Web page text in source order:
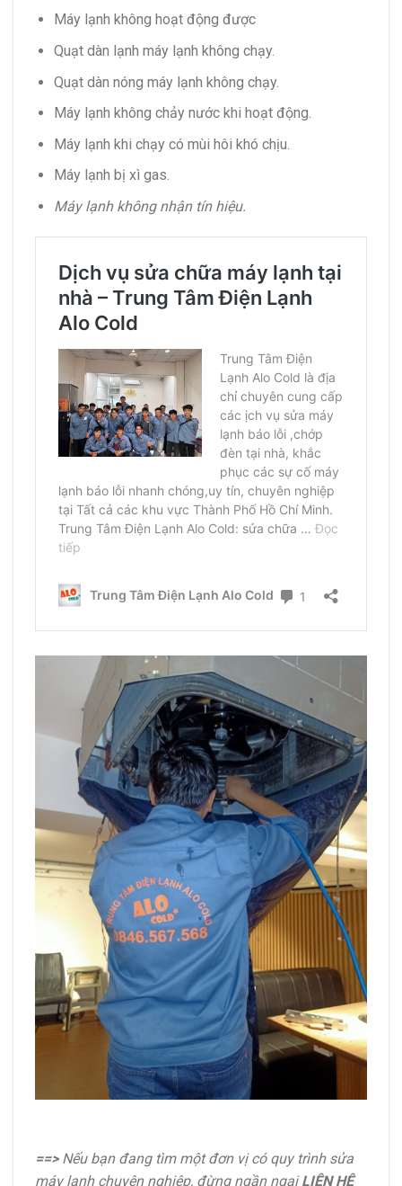
Máy lạnh không hoạt động được
Quạt dàn lạnh máy lạnh không chạy.
Quạt dàn nóng máy lạnh không chạy.
Máy lạnh không chảy nước khi hoạt động.
Máy lạnh khi chạy có mùi hôi khó chịu.
Máy lạnh bị xì gas.
Máy lạnh không nhận tín hiệu.
==>Nếu bạn đang tìm một đơn vị có quy trình sửa
máy lạnh chuyên nghiệp, đừng ngần ngạiLIÊN HỆ